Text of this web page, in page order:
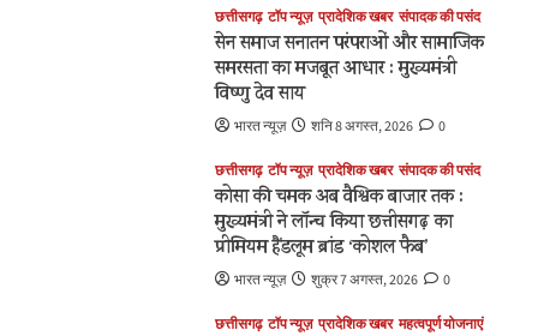
छत्तीसगढ़ टॉप न्यूज़ प्रादेशिक खबर संपादक की पसंद
सेन समाज सनातन परंपराओं और सामाजिक
समरसता का मजबूत आधार : मुख्यमंत्री
विष्णु देव साय
भारत न्यूज़ शनि 8 अगस्त, 2026 0
छत्तीसगढ़ टॉप न्यूज़ प्रादेशिक खबर संपादक की पसंद
कोसा की चमक अब वैश्विक बाजार तक :
मुख्यमंत्री ने लॉन्च किया छत्तीसगढ़ का
प्रीमियम हैंडलूम ब्रांड ‘कोशल फैब’
भारत न्यूज़ शुक्र 7 अगस्त, 2026 0
छत्तीसगढ़ टॉप न्यूज़ प्रादेशिक खबर महत्वपूर्ण योजनाएं